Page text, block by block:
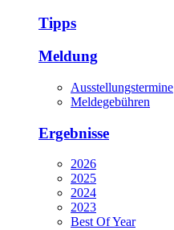
Tipps
Meldung
Ausstellungstermine
Meldegebühren
Ergebnisse
2026
2025
2024
2023
Best Of Year